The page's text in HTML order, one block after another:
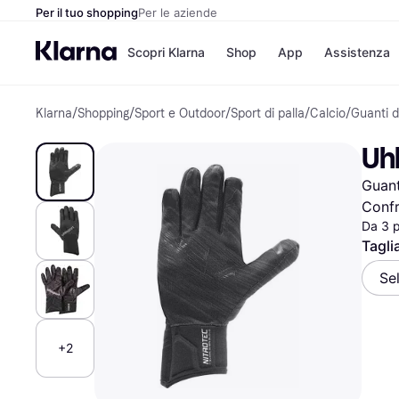
Per il tuo shoppingPer le aziende
Scopri Klarna
Opzioni di
Paga dopo 30 giorni
Finanziamento
Shop
Negozi
Unieuro
Media
eBay
Zalando
Elenco negozi
App Assistenza
Klarna/Shopping/Sport e Outdoor/Sport di palla/Calcio/Guanti
+2
Da 3